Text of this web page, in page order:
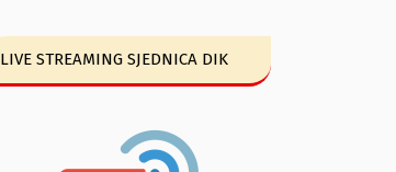
LIVE STREAMING SJEDNICA DIK